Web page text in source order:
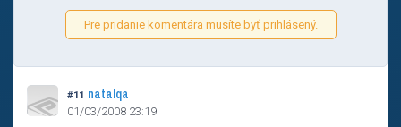
Pre pridanie komentára musíte byť prihlásený.
#11 natalqa
01/03/2008 23:19